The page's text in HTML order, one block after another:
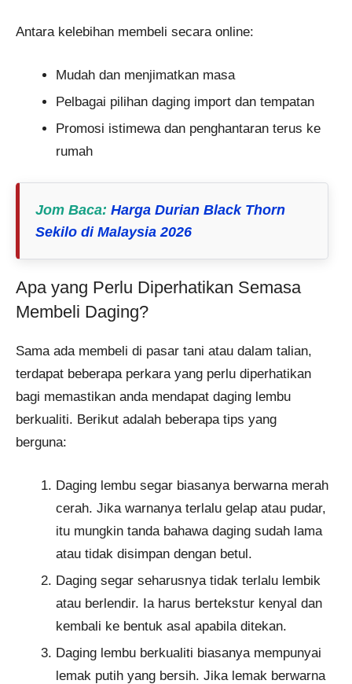
Antara kelebihan membeli secara online:
Mudah dan menjimatkan masa
Pelbagai pilihan daging import dan tempatan
Promosi istimewa dan penghantaran terus ke
rumah
Jom Baca: Harga Durian Black Thorn
Sekilo di Malaysia 2026
Apa yang Perlu Diperhatikan Semasa
Membeli Daging?
Sama ada membeli di pasar tani atau dalam talian,
terdapat beberapa perkara yang perlu diperhatikan
bagi memastikan anda mendapat daging lembu
berkualiti. Berikut adalah beberapa tips yang
berguna:
Daging lembu segar biasanya berwarna merah
cerah. Jika warnanya terlalu gelap atau pudar,
itu mungkin tanda bahawa daging sudah lama
atau tidak disimpan dengan betul.
Daging segar seharusnya tidak terlalu lembik
atau berlendir. Ia harus bertekstur kenyal dan
kembali ke bentuk asal apabila ditekan.
Daging lembu berkualiti biasanya mempunyai
lemak putih yang bersih. Jika lemak berwarna